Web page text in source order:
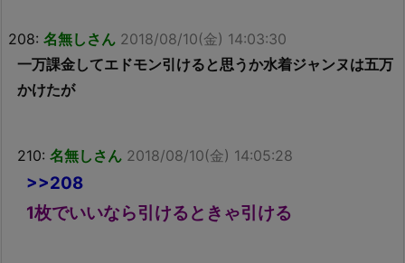
208: 名無しさん 2018/08/10(金) 14:03:30
一万課金してエドモン引けると思うか水着ジャンヌは五万
かけたが
210: 名無しさん 2018/08/10(金) 14:05:28
>>208
1枚でいいなら引けるときゃ引ける